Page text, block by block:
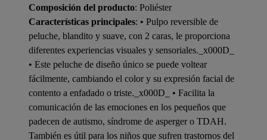
Composición del producto: Poliéster
Características principales: • Pulpo reversible de
peluche, blandito y suave, con 2 caras, le proporciona
diferentes experiencias visuales y sensoriales._x000D_
• Este peluche de diseño único se puede voltear
fácilmente, cambiando el color y su expresión facial de
contento a enfadado o triste._x000D_ • Facilita la
comunicación de las emociones en los pequeños que
padecen de autismo, síndrome de asperger o TDAH.
También es útil para los niños que sufren trastornos del